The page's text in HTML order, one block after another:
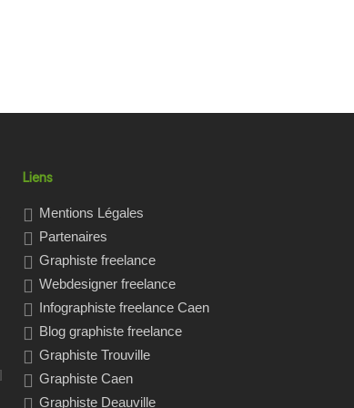
Liens
Mentions Légales
Partenaires
Graphiste freelance
Webdesigner freelance
Infographiste freelance Caen
Blog graphiste freelance
Graphiste Trouville
Graphiste Caen
Graphiste Deauville